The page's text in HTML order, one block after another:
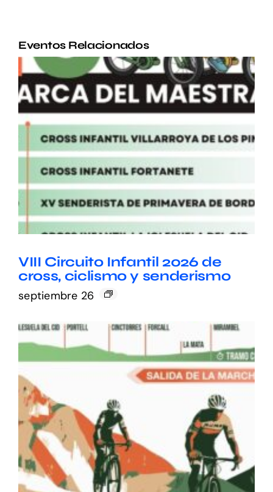
Eventos Relacionados
VIII Circuito Infantil 2026 de
cross, ciclismo y senderismo
septiembre 26